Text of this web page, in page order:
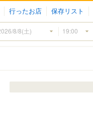
行ったお店 保存リスト